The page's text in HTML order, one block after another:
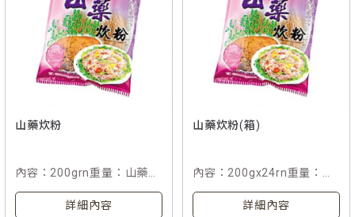
山藥炊粉
內容：200grn重量：山藥炊
粉rn入數：單包入rn條碼：
4711304 000189
詳細內容
山藥炊粉(箱)
內容：200gx24rn重量：山
藥炊粉rn入數：24包入/箱
rn條碼：4711304 000189
詳細內容